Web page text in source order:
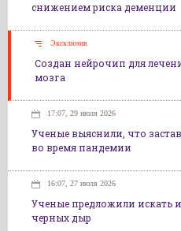
снижением риска деменции
Эксклюзив
Создан нейрочип для
мозга
17:07, 29 июля 2026
Ученые выяснили, что
во время пандемии
16:07, 27 июля 2026
Ученые предложили искать
черных дыр